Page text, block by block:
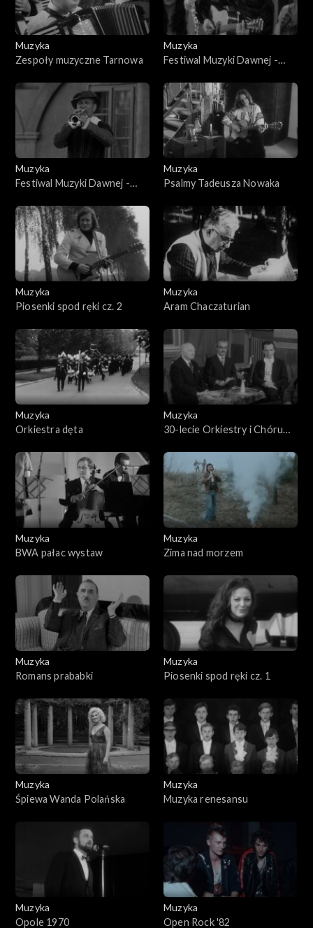
Muzyka
Zespoły muzyczne Tarnowa
Muzyka
Festiwal Muzyki Dawnej -
Muzyka
Festiwal Muzyki Dawnej -
Muzyka
Psalmy Tadeusza Nowaka
Muzyka
Piosenki spod ręki cz. 2
Muzyka
Aram Chaczaturian
Muzyka
Orkiestra dęta
Muzyka
30-lecie Orkiestry i Chóru
Muzyka
BWA pałac wystaw
Muzyka
Zima nad morzem
Muzyka
Romans prababki
Muzyka
Piosenki spod ręki cz. 1
Muzyka
Śpiewa Wanda Polańska
Muzyka
Muzyka renesansu
Muzyka
Opole 1970
Muzyka
Open Rock '82